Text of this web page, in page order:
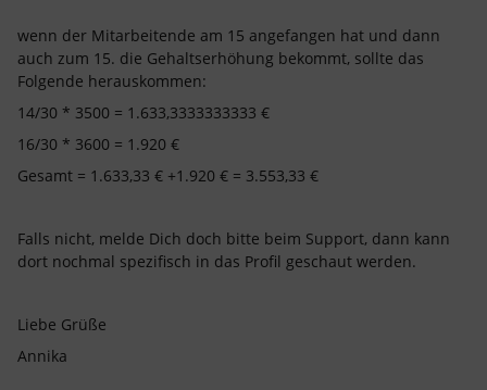
wenn der Mitarbeitende am 15 angefangen hat und dann
auch zum 15. die Gehaltserhöhung bekommt, sollte das
Folgende herauskommen:
14/30 * 3500 = 1.633,3333333333 €
16/30 * 3600 = 1.920 €
Gesamt = 1.633,33 € +1.920 € = 3.553,33 €
Falls nicht, melde Dich doch bitte beim Support, dann kann
dort nochmal spezifisch in das Profil geschaut werden.
Liebe Grüße
Annika